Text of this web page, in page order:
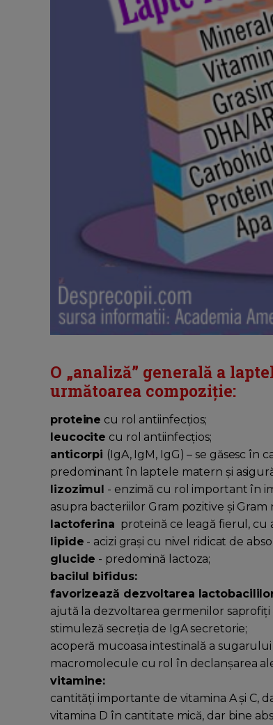
O „analiză” generală a
următoarea compoziție:
proteine cu rol antiinfecțios;
leucocite cu rol antiinfecțios;
anticorpi (IgA, IgM, IgG) – se găsesc
predominant în laptele matern și
lizozimul - enzimă cu rol important în
asupra bacteriilor Gram pozitive și Gram
lactoferina proteină ce leagă fierul, cu
lipide - acizi grași cu nivel ridicat de
glucide - predomină lactoza;
bacilul bifidus:
favorizează dezvoltarea
ajută la dezvoltarea germenilor
stimuleză secreția de IgA secretorie;
acoperă mucoasa intestinală a
macromolecule cu rol în declanșarea
vitamine:
cantități importante de vitamina A și C,
vitamina D în cantitate mică, dar bine